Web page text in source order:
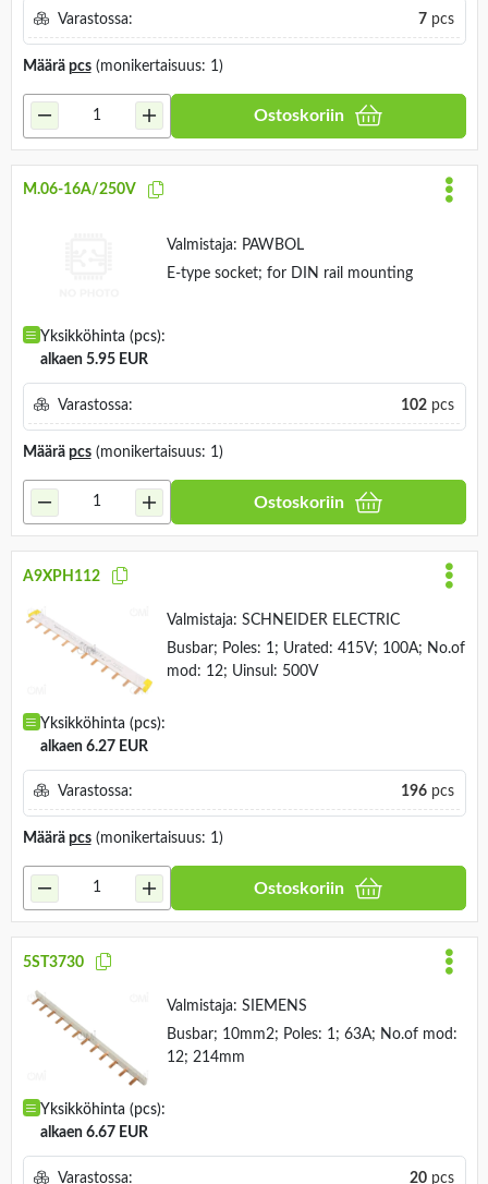
Varastossa: 7pcs
Määrä pcs(monikertaisuus: 1)
Ostoskoriin
M.06-16A/250V
Valmistaja: PAWBOL
E-type socket; for DIN rail mounting
Yksikköhinta (pcs):
alkaen 5.95 EUR
Varastossa: 102pcs
Määrä pcs(monikertaisuus: 1)
Ostoskoriin
A9XPH112
Valmistaja: SCHNEIDER ELECTRIC
Busbar; Poles: 1; Urated: 415V; 100A; No.of
mod: 12; Uinsul: 500V
Yksikköhinta (pcs):
alkaen 6.27 EUR
Varastossa: 196pcs
Määrä pcs(monikertaisuus: 1)
Ostoskoriin
5ST3730
Valmistaja: SIEMENS
Busbar; 10mm2; Poles: 1; 63A; No.of mod:
12; 214mm
Yksikköhinta (pcs):
alkaen 6.67 EUR
Varastossa: 20pcs